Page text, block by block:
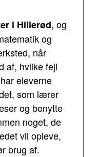
i Hillerød, og
og
når
af, hvilke fejl
eleverne
som lærer
og benytte
noget, de
vil opleve,
brug af.